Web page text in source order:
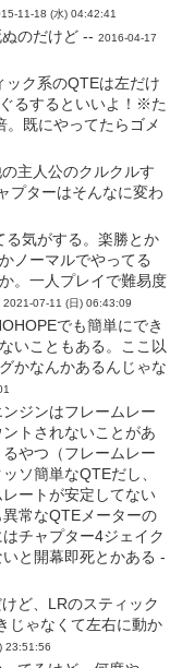
11-18 (水) 04:42:41
のだけど -- 2016-04-17
ク系のQTEは左だけ
るするといいよ！※た
。既にやってたらゴメ
主人公のクルクルす
プターはそんなに変わ
る気がする。楽勝とか
ノーマルでやってる
。一人プレイで難易度
2021-07-11 (日) 06:43:09
でも簡単にでき
いこともある。ここ以
かなんかあるんじゃな
ジンはフレームレー
トされないことがあ
やつ（フレームレー
ソ簡単なQTEだし、
ートが安定してない
常なQTEメーターの
チャプター4ジェイク
と開幕即死とかある -
ど、LRのスティック
じゃなくて左右に動か
23:51:56